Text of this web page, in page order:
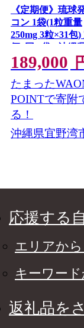
《定期便》琉球
コン 1袋(1粒重量
250mg 3粒×31包)
便6回 3袋 | 沖縄
5種類のウコン |
やすい タブレッ
農薬 農薬・化学
不使用 自然由来 |
会社 しまのや |
サプリメント 健
品 | 送料無料
189,000
たまった
POINTで寄附
る！
沖縄県宜野湾
応援する
エリアか
キーワー
返礼品を